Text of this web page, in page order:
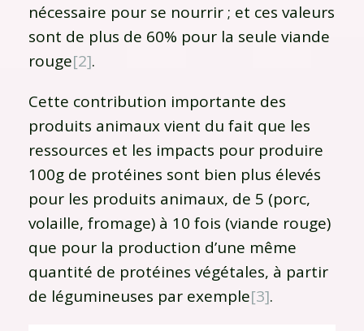
nécessaire pour se nourrir ; et ces valeurs
sont de plus de 60% pour la seule viande
rouge[2].
Cette contribution importante des
produits animaux vient du fait que les
ressources et les impacts pour produire
100g de protéines sont bien plus élevés
pour les produits animaux, de 5 (porc,
volaille, fromage) à 10 fois (viande rouge)
que pour la production d’une même
quantité de protéines végétales, à partir
de légumineuses par exemple[3].